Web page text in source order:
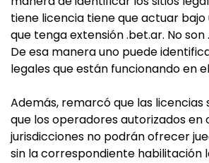
tiene licencia tiene que actuar
que tenga extensión .bet.ar. No son
De esa manera uno puede
legales que están funcionando en
Además, remarcó que las licencias
que los operadores autorizados en
jurisdicciones no podrán ofrecer
sin la correspondiente habilitación